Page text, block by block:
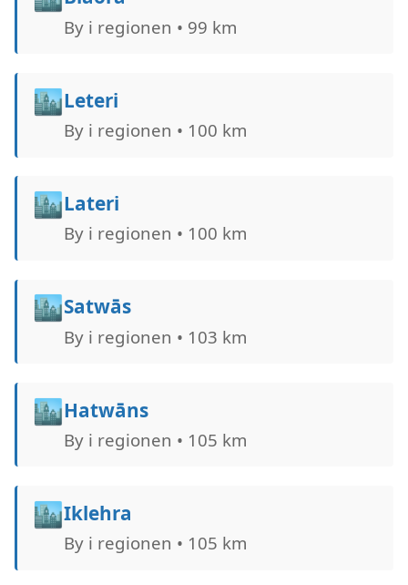
By i regionen • 99 km
🏙️Leteri
By i regionen • 100 km
🏙️Lateri
By i regionen • 100 km
🏙️Satwās
By i regionen • 103 km
🏙️Hatwāns
By i regionen • 105 km
🏙️Iklehra
By i regionen • 105 km